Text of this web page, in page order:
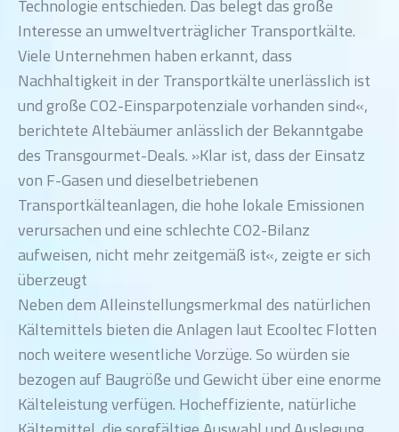
Technologie entschieden. Das belegt das große
Interesse an umweltverträglicher Transportkälte.
Viele Unternehmen haben erkannt, dass
Nachhaltigkeit in der Transportkälte unerlässlich ist
und große CO2-Einsparpotenziale vorhanden sind«,
berichtete Altebäumer anlässlich der Bekanntgabe
des Transgourmet-Deals. »Klar ist, dass der Einsatz
von F-Gasen und dieselbetriebenen
Transportkälteanlagen, die hohe lokale Emissionen
verursachen und eine schlechte CO2-Bilanz
aufweisen, nicht mehr zeitgemäß ist«, zeigte er sich
überzeugt
Neben dem Alleinstellungsmerkmal des natürlichen
Kältemittels bieten die Anlagen laut Ecooltec Flotten
noch weitere wesentliche Vorzüge. So würden sie
bezogen auf Baugröße und Gewicht über eine enorme
Kälteleistung verfügen. Hocheffiziente, natürliche